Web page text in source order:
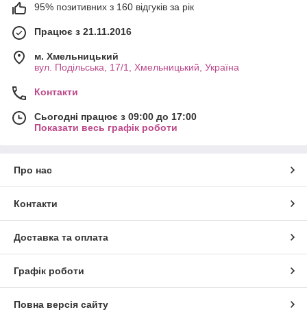
95% позитивних з 160 відгуків за рік
Працює з 21.11.2016
м. Хмельницький
вул. Подільська, 17/1, Хмельницький, Україна
Контакти
Сьогодні працює з 09:00 до 17:00
Показати весь графік роботи
Про нас
Контакти
Доставка та оплата
Графік роботи
Повна версія сайту